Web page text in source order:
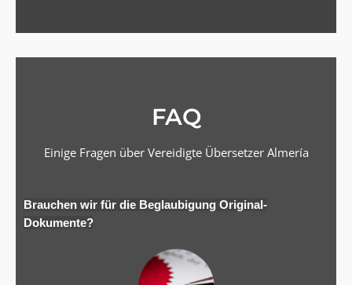
FAQ
Einige Fragen über Vereidigte Übersetzer Almería
Brauchen wir für die Beglaubigung Original-
Dokumente?